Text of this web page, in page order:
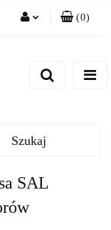
(0)
Szukaj
SAL